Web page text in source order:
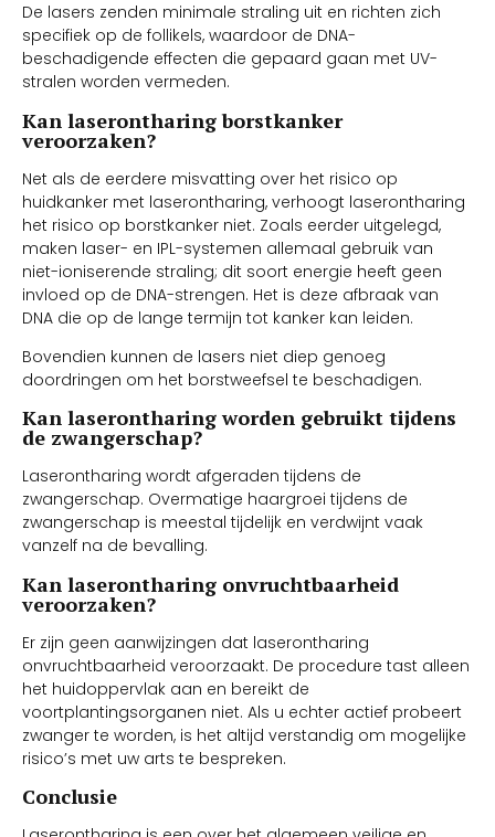
De lasers zenden minimale straling uit en richten zich
specifiek op de follikels, waardoor de DNA-
beschadigende effecten die gepaard gaan met UV-
stralen worden vermeden.
Kan laserontharing borstkanker
veroorzaken?
Net als de eerdere misvatting over het risico op
huidkanker met laserontharing, verhoogt laserontharing
het risico op borstkanker niet. Zoals eerder uitgelegd,
maken laser- en IPL-systemen allemaal gebruik van
niet-ioniserende straling; dit soort energie heeft geen
invloed op de DNA-strengen. Het is deze afbraak van
DNA die op de lange termijn tot kanker kan leiden.
Bovendien kunnen de lasers niet diep genoeg
doordringen om het borstweefsel te beschadigen.
Kan laserontharing worden gebruikt tijdens
de zwangerschap?
Laserontharing wordt afgeraden tijdens de
zwangerschap. Overmatige haargroei tijdens de
zwangerschap is meestal tijdelijk en verdwijnt vaak
vanzelf na de bevalling.
Kan laserontharing onvruchtbaarheid
veroorzaken?
Er zijn geen aanwijzingen dat laserontharing
onvruchtbaarheid veroorzaakt. De procedure tast alleen
het huidoppervlak aan en bereikt de
voortplantingsorganen niet. Als u echter actief probeert
zwanger te worden, is het altijd verstandig om mogelijke
risico’s met uw arts te bespreken.
Conclusie